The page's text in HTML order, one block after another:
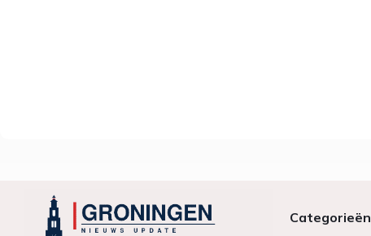
Categorieën